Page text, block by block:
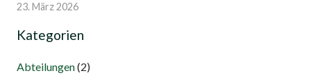
23. März 2026
Kategorien
Abteilungen(2)